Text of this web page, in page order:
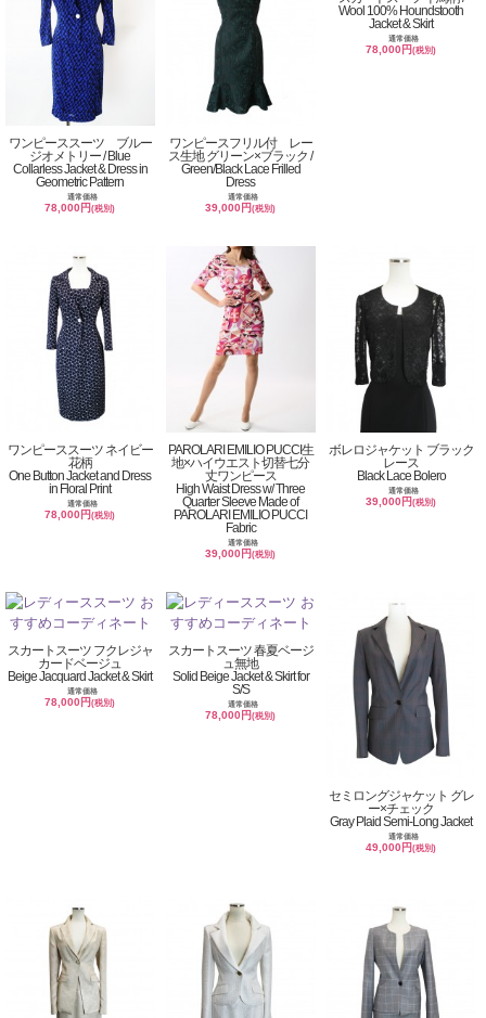
ワンピーススーツ ブルー
ジオメトリー / Blue
Collarless Jacket & Dress in
Geometric Pattern
通常価格
78,000円(税別)
ワンピースフリル付 レー
ス生地 グリーン×ブラック /
Green/Black Lace Frilled
Dress
通常価格
39,000円(税別)
Wool 100% Houndstooth
Jacket & Skirt
通常価格
78,000円(税別)
ワンピーススーツ ネイビー
花柄
One Button Jacket and Dress
in Floral Print
通常価格
78,000円(税別)
PAROLARI EMILIO PUCCI生
地×ハイウエスト切替七分
丈ワンピース
High Waist Dress w/ Three
Quarter Sleeve Made of
PAROLARI EMILIO PUCCI
Fabric
通常価格
39,000円(税別)
ボレロジャケット ブラック
レース
Black Lace Bolero
通常価格
39,000円(税別)
スカートスーツ フクレジャ
カードベージュ
Beige Jacquard Jacket & Skirt
通常価格
78,000円(税別)
スカートスーツ 春夏ベージ
ュ無地
Solid Beige Jacket & Skirt for
S/S
通常価格
78,000円(税別)
セミロングジャケット グレ
ー×チェック
Gray Plaid Semi-Long Jacket
通常価格
49,000円(税別)